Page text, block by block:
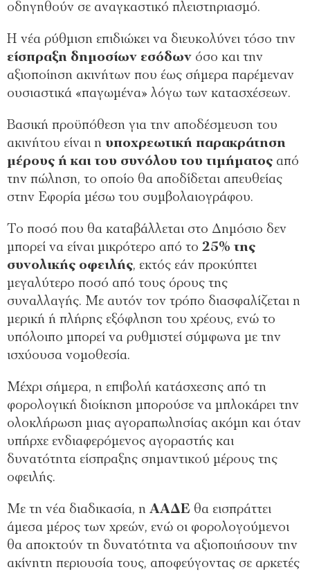
οδηγηθούν σε αναγκαστικό πλειστηριασμό.
Η νέα ρύθμιση επιδιώκει να διευκολύνει τόσο την
είσπραξη δημοσίων εσόδων όσο και την
αξιοποίηση ακινήτων που έως σήμερα παρέμεναν
ουσιαστικά «παγωμένα» λόγω των κατασχέσεων.
Βασική προϋπόθεση για την αποδέσμευση του
ακινήτου είναι η υποχρεωτική παρακράτηση
μέρους ή και του συνόλου του τιμήματος από
την πώληση, το οποίο θα αποδίδεται απευθείας
στην Εφορία μέσω του συμβολαιογράφου.
Το ποσό που θα καταβάλλεται στο Δημόσιο δεν
μπορεί να είναι μικρότερο από το 25% της
συνολικής οφειλής, εκτός εάν προκύπτει
μεγαλύτερο ποσό από τους όρους της
συναλλαγής. Με αυτόν τον τρόπο διασφαλίζεται η
μερική ή πλήρης εξόφληση του χρέους, ενώ το
υπόλοιπο μπορεί να ρυθμιστεί σύμφωνα με την
ισχύουσα νομοθεσία.
Μέχρι σήμερα, η επιβολή κατάσχεσης από τη
φορολογική διοίκηση μπορούσε να μπλοκάρει την
ολοκλήρωση μιας αγοραπωλησίας ακόμη και όταν
υπήρχε ενδιαφερόμενος αγοραστής και
δυνατότητα είσπραξης σημαντικού μέρους της
οφειλής.
Με τη νέα διαδικασία, η ΑΑΔΕ θα εισπράττει
άμεσα μέρος των χρεών, ενώ οι φορολογούμενοι
θα αποκτούν τη δυνατότητα να αξιοποιήσουν την
ακίνητη περιουσία τους, αποφεύγοντας σε αρκετές